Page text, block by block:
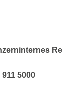
911 5000